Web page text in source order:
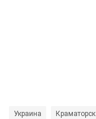
Украина Краматорск